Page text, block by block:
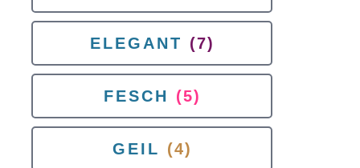
ELEGANT (7)
FESCH (5)
GEIL (4)